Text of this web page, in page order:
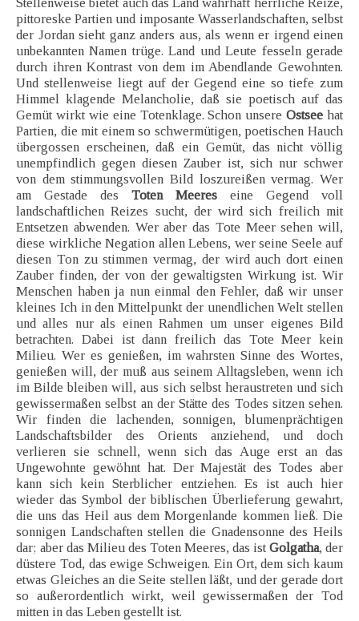
pittoreske Partien und imposante Wasserlandschaften, selbst
der Jordan sieht ganz anders aus, als wenn er irgend einen
unbekannten Namen trüge. Land und Leute fesseln gerade
durch ihren Kontrast von dem im Abendlande Gewohnten.
Und stellenweise liegt auf der Gegend eine so tiefe zum
Himmel klagende Melancholie, daß sie poetisch auf das
Gemüt wirkt wie eine Totenklage. Schon unsereOstsee hat
Partien, die mit einem so schwermütigen, poetischen Hauch
übergossen erscheinen, daß ein Gemüt, das nicht völlig
unempfindlich gegen diesen Zauber ist, sich nur schwer
von dem stimmungsvollen Bild loszureißen vermag. Wer
am Gestade des Toten Meeres eine Gegend voll
landschaftlichen Reizes sucht, der wird sich freilich mit
Entsetzen abwenden. Wer aber das Tote Meer sehen will,
diese wirkliche Negation allen Lebens, wer seine Seele auf
diesen Ton zu stimmen vermag, der wird auch dort einen
Zauber finden, der von der gewaltigsten Wirkung ist. Wir
Menschen haben ja nun einmal den Fehler, daß wir unser
kleines Ich in den Mittelpunkt der unendlichen Welt stellen
und alles nur als einen Rahmen um unser eigenes Bild
betrachten. Dabei ist dann freilich das Tote Meer kein
Milieu. Wer es genießen, im wahrsten Sinne des Wortes,
genießen will, der muß aus seinem Alltagsleben, wenn ich
im Bilde bleiben will, aus sich selbst heraustreten und sich
gewissermaßen selbst an der Stätte des Todes sitzen sehen.
Wir finden die lachenden, sonnigen, blumenprächtigen
Landschaftsbilder des Orients anziehend, und doch
verlieren sie schnell, wenn sich das Auge erst an das
Ungewohnte gewöhnt hat. Der Majestät des Todes aber
kann sich kein Sterblicher entziehen. Es ist auch hier
wieder das Symbol der biblischen Überlieferung gewahrt,
die uns das Heil aus dem Morgenlande kommen ließ. Die
sonnigen Landschaften stellen die Gnadensonne des Heils
dar; aber das Milieu des Toten Meeres, das ist Golgatha, der
düstere Tod, das ewige Schweigen. Ein Ort, dem sich kaum
etwas Gleiches an die Seite stellen läßt, und der gerade dort
so außerordentlich wirkt, weil gewissermaßen der Tod
mitten in das Leben gestellt ist.